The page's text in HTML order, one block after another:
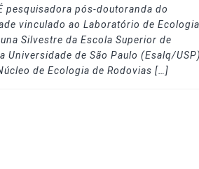
pesquisadora pós-doutoranda do
vinculado ao Laboratório de
Silvestre da Escola Superior de
Universidade de São Paulo (Esalq/
de Ecologia de Rodovias […]